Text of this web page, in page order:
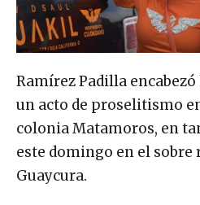
Ramírez Padilla
un acto de proselitismo
colonia Matamoros, en
este domingo en el sobre
Guaycura.